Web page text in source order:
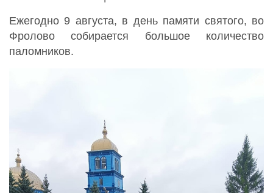
Ежегодно 9 августа, в день памяти святого, во
Фролово собирается большое количество
паломников.